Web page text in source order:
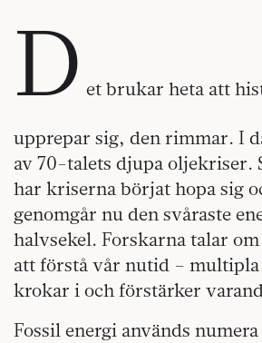
D et brukar heta att
upprepar sig, den rimmar. I
av 70-talets djupa oljekriser.
har kriserna börjat hopa sig
genomgår nu den svåraste
halvsekel. Forskarna talar
att förstå vår nutid –
krokar i och förstärker
Fossil energi används